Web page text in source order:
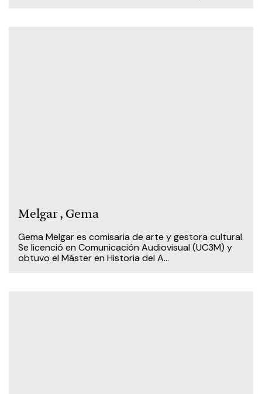
Melgar , Gema
Gema Melgar es comisaria de arte y gestora cultural.
Se licenció en Comunicación Audiovisual (UC3M) y
obtuvo el Máster en Historia del A...